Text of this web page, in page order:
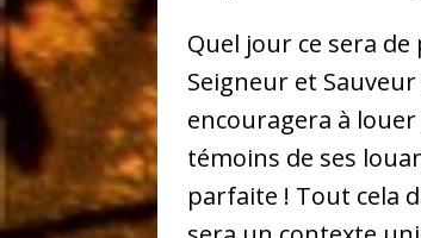
Quel jour ce sera
Seigneur et
encouragera à louer
témoins de ses
parfaite ! Tout cela